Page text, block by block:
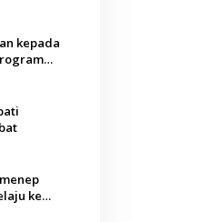
kepada
ke